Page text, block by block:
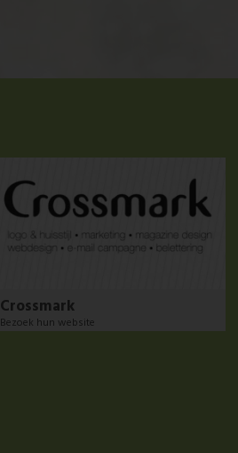
Crossmark
Bezoek hun website